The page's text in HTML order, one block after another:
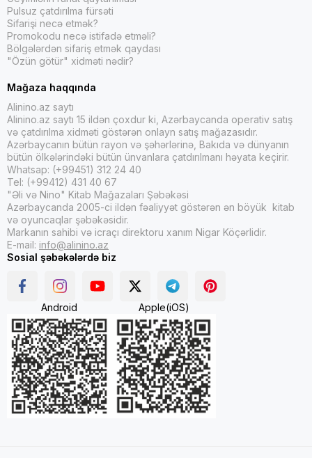
Pulsuz çatdırılma fürsəti
Sifarişi necə etmək?
Promokodu necə istifadə etməli?
Bölgələrdən sifariş etmək qaydası
"Özün götür" xidməti nədir?
Mağaza haqqında
Alinino.az saytı
Alinino.az saytı 15 ildən çoxdur ki, Azərbaycanda operativ satış
və çatdırılma xidməti göstərən onlayn satış mağazasıdır.
Azərbaycanın bütün rayon və şəhərlərinə, Bakıda və dünyanın
bütün ölkələrindəki bütün ünvanlara çatdırılmanı həyata keçirir.
Whatsap: (+99451) 312 24 40
Tel: (+99412) 431 40 67
"Əli və Nino" Kitab Mağazaları Şəbəkəsi
Azərbaycanda 2005-ci ildən fəaliyyət göstərən ən böyük kitab
və oyuncaqlar şəbəkəsidir.
Markanın sahibi və icraçı direktoru xanım Nigar Köçərlidir.
E-mail: info@alinino.az
Sosial şəbəkələrdə biz
Android Apple(iOS)